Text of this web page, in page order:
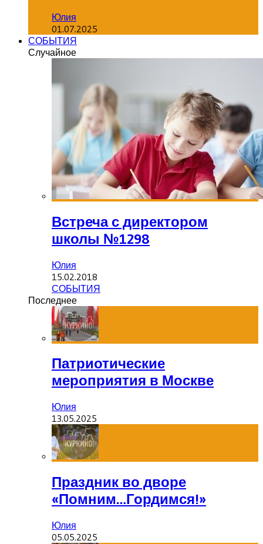
Юлия
01.07.2025
СОБЫТИЯ
Случайное
Встреча с директором
школы №1298
Юлия
15.02.2018
СОБЫТИЯ
Последнее
Патриотические
мероприятия в Москве
Юлия
13.05.2025
Праздник во дворе
«Помним…Гордимся!»
Юлия
05.05.2025